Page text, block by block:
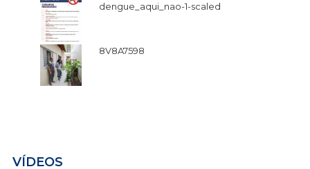
dengue_aqui_nao-1-scaled
8V8A7598
VÍDEOS